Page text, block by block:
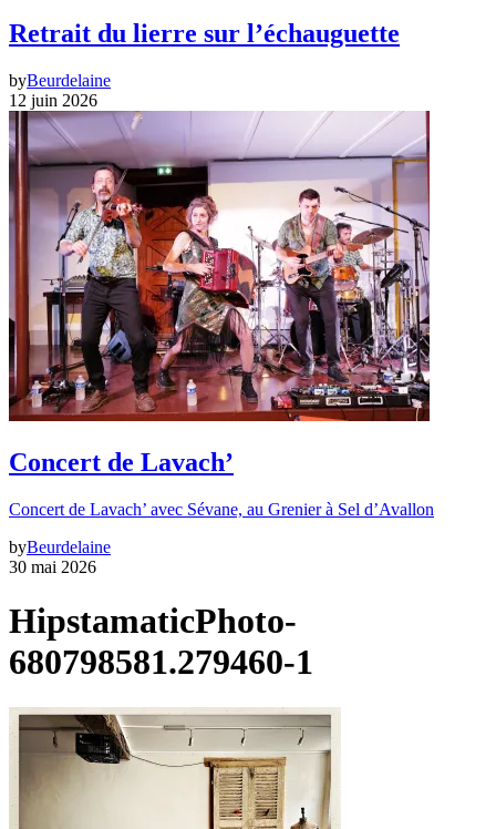
Retrait du lierre sur l’échauguette
byBeurdelaine
12 juin 2026
Concert de Lavach’
Concert de Lavach’ avec Sévane, au Grenier à Sel d’Avallon
byBeurdelaine
30 mai 2026
HipstamaticPhoto-
680798581.279460-1